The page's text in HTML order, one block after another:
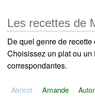
Les recettes de
De quel genre de
Choisissez un plat ou
correspondantes.
Abricot Amande